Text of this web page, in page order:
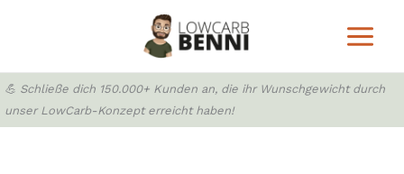
💪 Schließe dich 150.000+ Kunden an, die ihr Wunschgewicht durch
unser LowCarb-Konzept erreicht haben!